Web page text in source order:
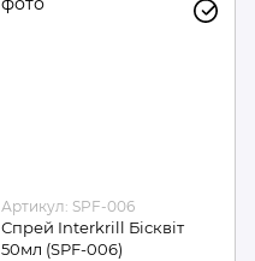
Артикул: SPF-006
Спрей Interkrill Бісквіт
50мл (SPF-006)